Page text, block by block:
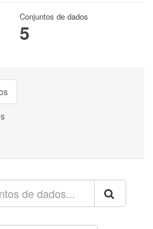
Conjuntos de dados
5